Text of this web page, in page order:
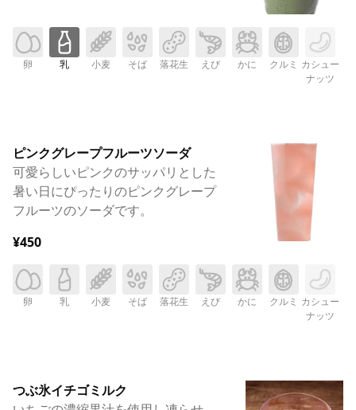
卵 乳 小麦 そば 落花生 えび かに クルミ カシュー
ナッツ
ピンクグレープフルーツソーダ
可愛らしいピンクのサッパリとした
暑い日にぴったりのピンクグレープ
フルーツのソーダです。
¥450
卵 乳 小麦 そば 落花生 えび かに クルミ カシュー
ナッツ
つぶ氷イチゴミルク